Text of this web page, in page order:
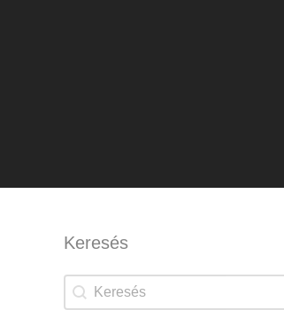
Keresés
Keresés
Keresés